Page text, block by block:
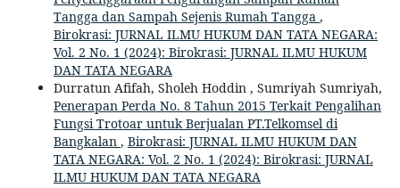
Tangga dan Sampah Sejenis Rumah Tangga ,
Birokrasi: JURNAL ILMU HUKUM DAN TATA NEGARA:
Vol. 2 No. 1 (2024): Birokrasi: JURNAL ILMU HUKUM
DAN TATA NEGARA
Durratun Afifah, Sholeh Hoddin , Sumriyah Sumriyah,
Penerapan Perda No. 8 Tahun 2015 Terkait Pengalihan
Fungsi Trotoar untuk Berjualan PT.Telkomsel di
Bangkalan , Birokrasi: JURNAL ILMU HUKUM DAN
TATA NEGARA: Vol. 2 No. 1 (2024): Birokrasi: JURNAL
ILMU HUKUM DAN TATA NEGARA